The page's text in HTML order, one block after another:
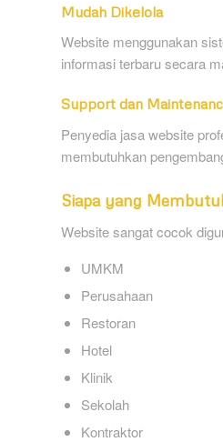
Mudah Dikelola
Website menggunakan
informasi terbaru secara
Support dan
Penyedia jasa website
membutuhkan
Siapa yang
Website sangat cocok
UMKM
Perusahaan
Restoran
Hotel
Klinik
Sekolah
Kontraktor